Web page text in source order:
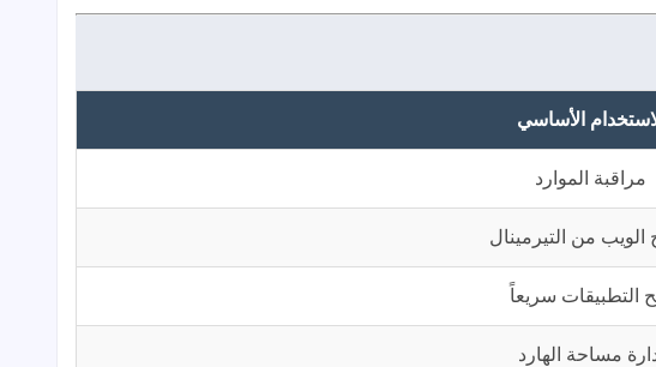
الأساسي
مراقبة الموارد
من التيرمينال
التطبيقات سريعاً
مساحة الهارد